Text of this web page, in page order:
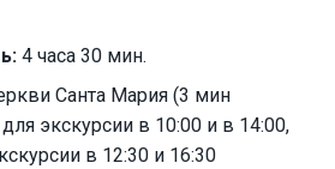
4 часа 30 мин.
Санта Мария (3 мин
экскурсии в 10:00 и в 14:00,
в 12:30 и 16:30